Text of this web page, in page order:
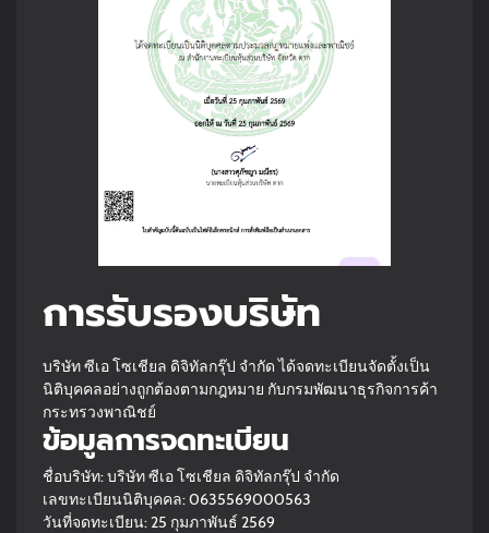
การรับรองบริษัท
บริษัท ซีเอ โซเชียล ดิจิทัลกรุ๊ป จำกัด ได้จดทะเบียนจัดตั้งเป็น
นิติบุคคลอย่างถูกต้องตามกฎหมาย กับกรมพัฒนาธุรกิจการค้า
กระทรวงพาณิชย์
ข้อมูลการจดทะเบียน
ชื่อบริษัท: บริษัท ซีเอ โซเชียล ดิจิทัลกรุ๊ป จำกัด
เลขทะเบียนนิติบุคคล: 0635569000563
วันที่จดทะเบียน: 25 กุมภาพันธ์ 2569